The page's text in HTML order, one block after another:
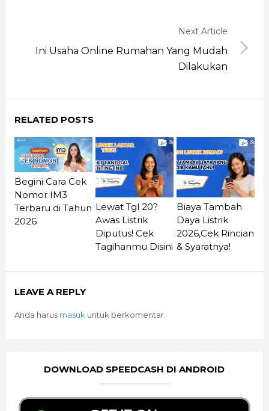
Next Article
Ini Usaha Online Rumahan Yang Mudah
Dilakukan
RELATED POSTS
Begini Cara Cek
Nomor IM3
Terbaru di Tahun
2026
Lewat Tgl 20?
Awas Listrik
Diputus! Cek
Tagihanmu Disini
Biaya Tambah
Daya Listrik
2026,Cek Rincian
& Syaratnya!
LEAVE A REPLY
Anda harus masuk untuk berkomentar.
DOWNLOAD SPEEDCASH DI ANDROID